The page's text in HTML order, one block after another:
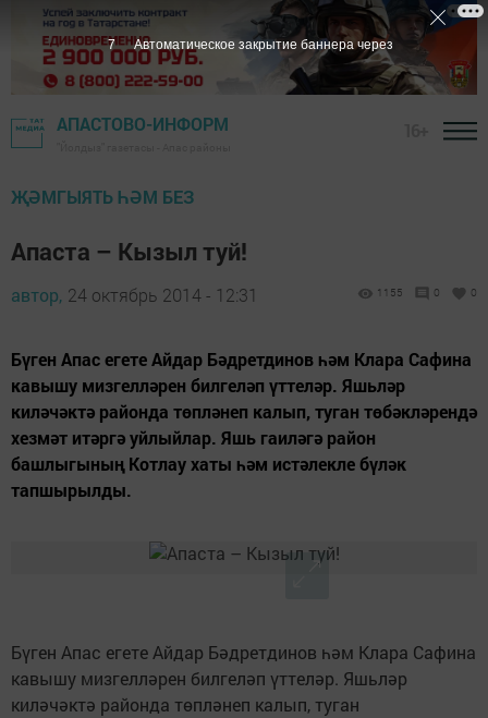
АПАСТОВО-ИНФОРМ
ҖӘМГЫЯТЬ ҺӘМ БЕЗ
Апаста – Кызыл туй!
автор, 24 октябрь 2014 - 12:31 1155 0 0
Бүген Апас егете Айдар Бәдретдинов һәм Клара Сафина
кавышу мизгелләрен билгеләп үттеләр. Яшьләр
киләчәктә районда төпләнеп калып, туган төбәкләрендә
хезмәт итәргә уйлыйлар. Яшь гаиләгә район
башлыгының Котлау хаты һәм истәлекле бүләк
тапшырылды.
Бүген Апас егете Айдар Бәдретдинов һәм Клара Сафина
кавышу мизгелләрен билгеләп үттеләр. Яшьләр
киләчәктә районда төпләнеп калып, туган
6 Автоматическое закрытие баннера через